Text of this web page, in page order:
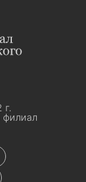
г.
филиал